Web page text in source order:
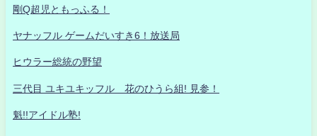
剛Q超児ともっふる！
ヤナッフル ゲームだいすき6！放送局
ヒウラー総統の野望
三代目 ユキユキッフル 花のひうら組! 見参！
魁!!アイドル塾!